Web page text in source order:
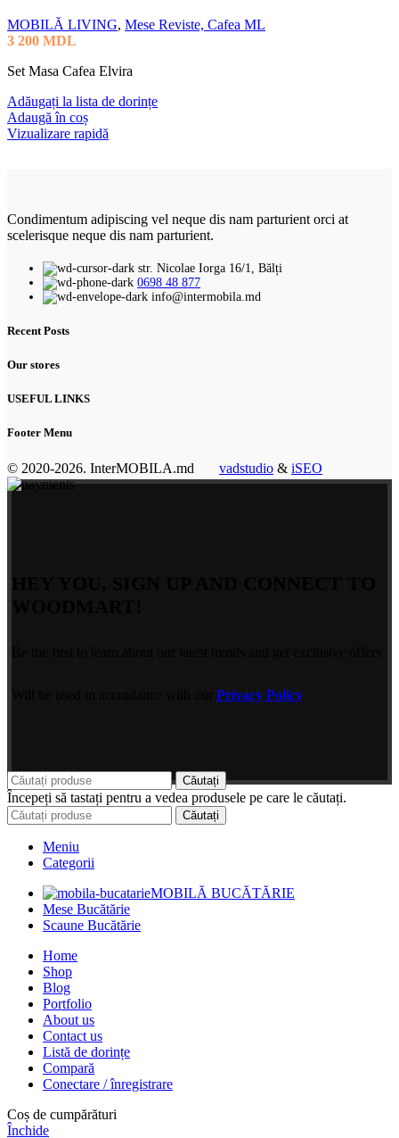
MOBILĂ LIVING, Mese Reviste, Cafea ML
3 200 MDL
Set Masa Cafea Elvira
Adăugați la lista de dorințe
Adaugă în coș
Vizualizare rapidă
Condimentum adipiscing vel neque dis nam parturient orci at
scelerisque neque dis nam parturient.
str. Nicolae Iorga 16/1, Bălți
0698 48 877
info@intermobila.md
Recent Posts
Our stores
USEFUL LINKS
Footer Menu
© 2020-2026. InterMOBILA.md vadstudio & iSEO
Privacy Policy
Căutați
Începeți să tastați pentru a vedea produsele pe care le căutați.
Căutați
Meniu
Categorii
MOBILĂ BUCĂTĂRIE
Mese Bucătărie
Scaune Bucătărie
Home
Shop
Blog
Portfolio
About us
Contact us
Listă de dorințe
Compară
Conectare / înregistrare
Coș de cumpărături
Închide